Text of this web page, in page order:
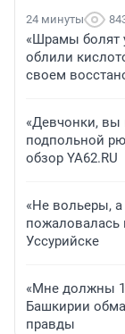
24 минуты
«Шрамы болят
облили
своем
«Девчонки, вы
подпольной
обзор YA62.RU
«Не вольеры,
пожаловалась
Уссурийске
«Мне должны
Башкирии
правды